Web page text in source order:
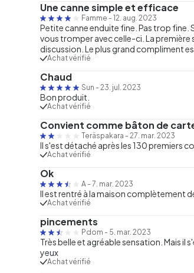
Une canne simple et efficace
Famme - 12. aug. 2023
Petite canne enduite fine. Pas trop fine.
vous tromper avec celle-ci. La première
discussion. Le plus grand compliment
Achat vérifié
Chaud
Sun - 23. jul. 2023
Bon produit.
Achat vérifié
Convient comme bâton de
Teräspakara - 27. mar. 2023
Il s'est détaché après les 130 premiers
Achat vérifié
Ok
A - 7. mar. 2023
Il est rentré à la maison complètement
Achat vérifié
pincements
Pdom - 5. mar. 2023
Très belle et agréable sensation. Mais il
yeux
Achat vérifié